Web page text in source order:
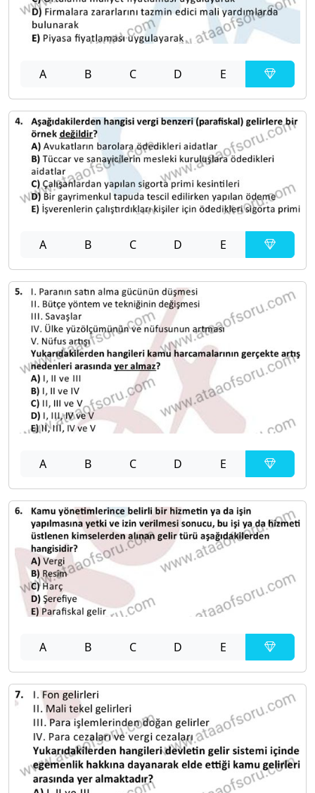
A B C D E
A B C D E
A B C D E
A B C D E